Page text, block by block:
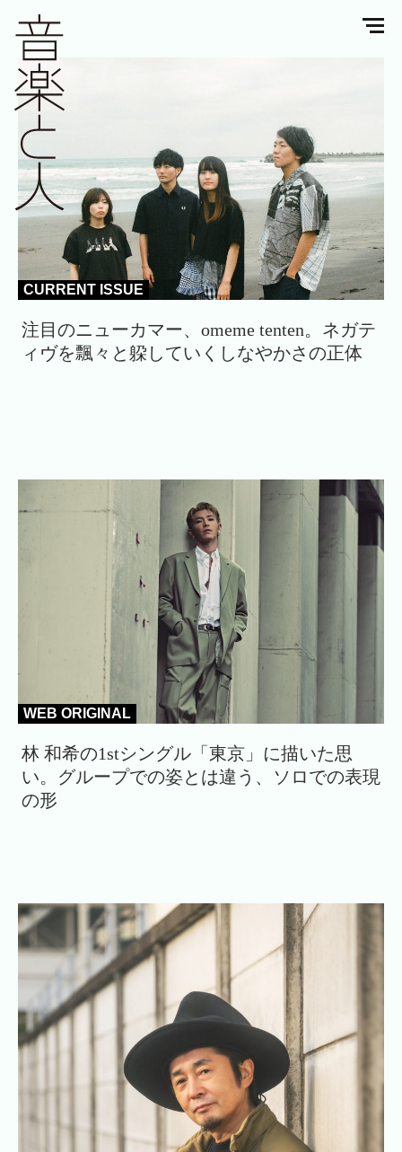
CURRENT ISSUE
注目のニューカマー、omeme tenten。ネガテ
ィヴを飄々と躱していくしなやかさの正体
WEB ORIGINAL
林 和希の1stシングル「東京」に描いた思
い。グループでの姿とは違う、ソロでの表現
の形